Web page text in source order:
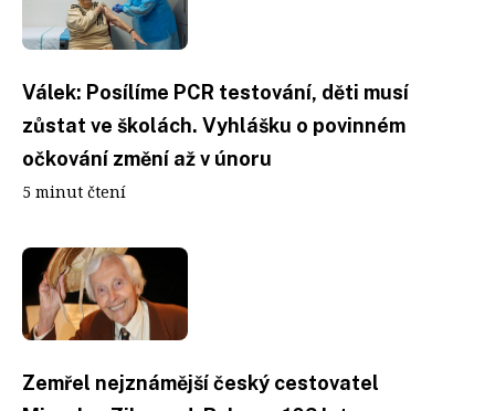
Válek: Posílíme PCR testování, děti musí
zůstat ve školách. Vyhlášku o povinném
očkování změní až v únoru
5 minut čtení
Zemřel nejznámější český cestovatel